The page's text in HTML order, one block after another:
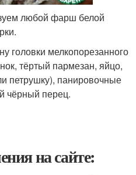
любой фарш белой
головки мелкопорезанного
тёртый пармезан, яйцо,
петрушку), панировочные
чёрный перец.
на сайте: